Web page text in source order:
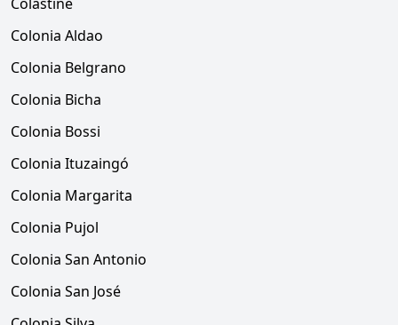
Colonia Aldao
Colonia Belgrano
Colonia Bicha
Colonia Bossi
Colonia Ituzaingó
Colonia Margarita
Colonia Pujol
Colonia San Antonio
Colonia San José